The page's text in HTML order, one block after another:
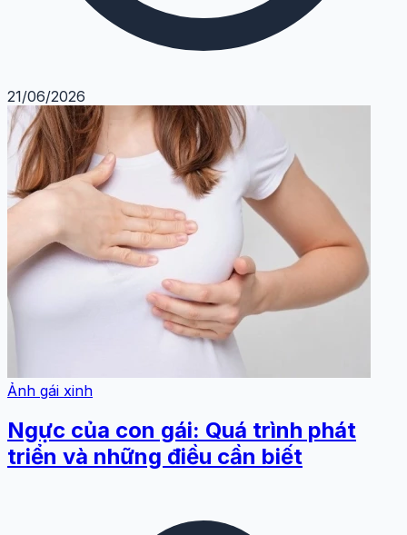
21/06/2026
Ảnh gái xinh
Ngực của con gái: Quá trình phát
triển và những điều cần biết